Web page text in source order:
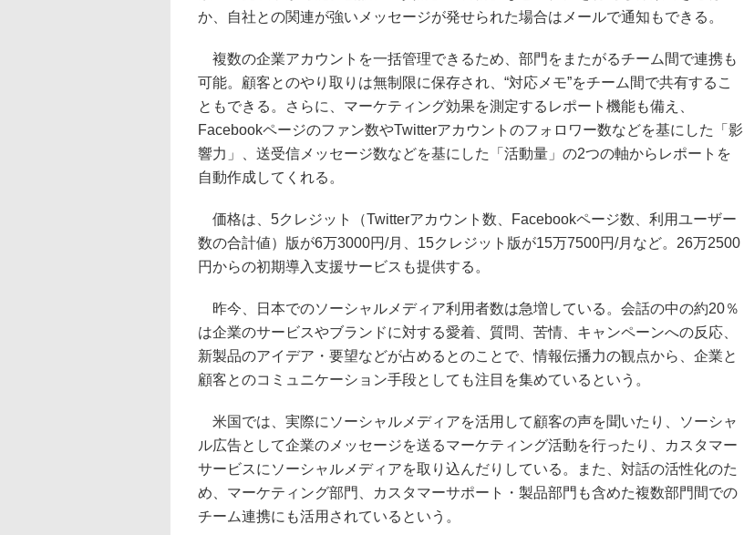
か、自社との関連が強いメッセージが発せられた場合はメールで通知もできる。
複数の企業アカウントを一括管理できるため、部門をまたがるチーム間で連携も
可能。顧客とのやり取りは無制限に保存され、“対応メモ”をチーム間で共有するこ
ともできる。さらに、マーケティング効果を測定するレポート機能も備え、
Facebookページのファン数やTwitterアカウントのフォロワー数などを基にした「影
響力」、送受信メッセージ数などを基にした「活動量」の2つの軸からレポートを
自動作成してくれる。
価格は、5クレジット（Twitterアカウント数、Facebookページ数、利用ユーザー
数の合計値）版が6万3000円/月、15クレジット版が15万7500円/月など。26万2500
円からの初期導入支援サービスも提供する。
昨今、日本でのソーシャルメディア利用者数は急増している。会話の中の約20％
は企業のサービスやブランドに対する愛着、質問、苦情、キャンペーンへの反応、
新製品のアイデア・要望などが占めるとのことで、情報伝播力の観点から、企業と
顧客とのコミュニケーション手段としても注目を集めているという。
米国では、実際にソーシャルメディアを活用して顧客の声を聞いたり、ソーシャ
ル広告として企業のメッセージを送るマーケティング活動を行ったり、カスタマー
サービスにソーシャルメディアを取り込んだりしている。また、対話の活性化のた
め、マーケティング部門、カスタマーサポート・製品部門も含めた複数部門間での
チーム連携にも活用されているという。